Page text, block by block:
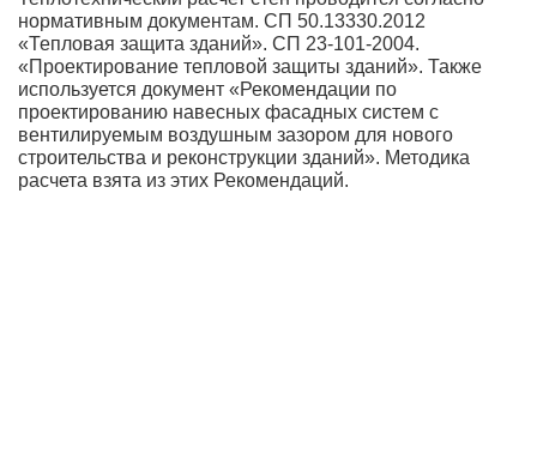
нормативным документам. СП 50.13330.2012
«Тепловая защита зданий». СП 23-101-2004.
«Проектирование тепловой защиты зданий». Также
используется документ «Рекомендации по
проектированию навесных фасадных систем с
вентилируемым воздушным зазором для нового
строительства и реконструкции зданий». Методика
расчета взята из этих Рекомендаций.